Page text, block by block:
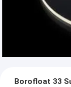
Borofloat 33